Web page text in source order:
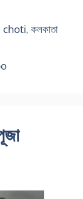
choti,কলকাতা